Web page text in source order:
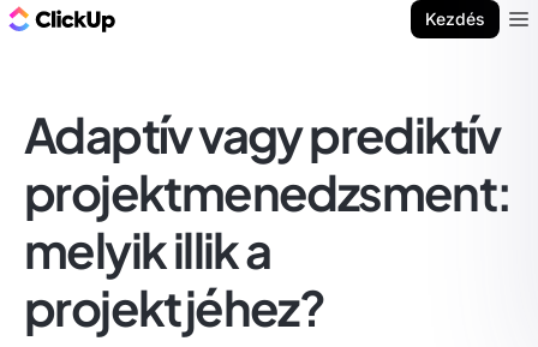
Kezdés
Adaptív vagy prediktív
projektmenedzsment:
melyik illik a
projektjéhez?